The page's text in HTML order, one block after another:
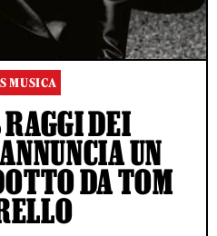
MUSICA
DEI
UN
DA TOM